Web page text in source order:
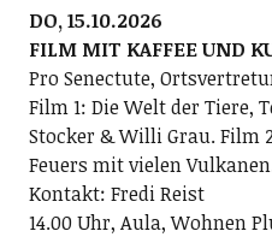
DO, 15.10.2026
FILM MIT KAFFEE UND
Pro Senectute,
Film 1: Die Welt der Tiere,
Stocker & Willi Grau. Film
Feuers mit vielen
Kontakt: Fredi Reist
14.00 Uhr, Aula, Wohnen